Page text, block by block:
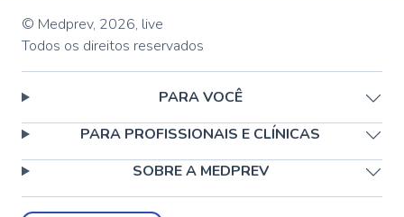
© Medprev, 2026, live
Todos os direitos reservados
PARA VOCÊ
PARA PROFISSIONAIS E CLÍNICAS
SOBRE A MEDPREV